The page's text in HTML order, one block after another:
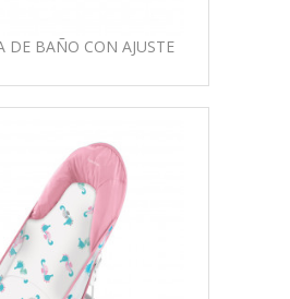
DE BAÑO CON AJUSTE